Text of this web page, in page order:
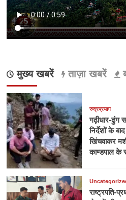
मुख्य खबरें ताज़ा खबरें
रुद्रप्रयाग
गढ़ीधार-ढुंग
निर्देशों के
खिंचवाकर
काण्डपाल के
राष्ट्रपति-